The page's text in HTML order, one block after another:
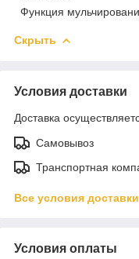
Функция
Скрыть
Условия доставки
Доставка
Самовывоз
Транспортная
Все условия доставки
Условия оплаты